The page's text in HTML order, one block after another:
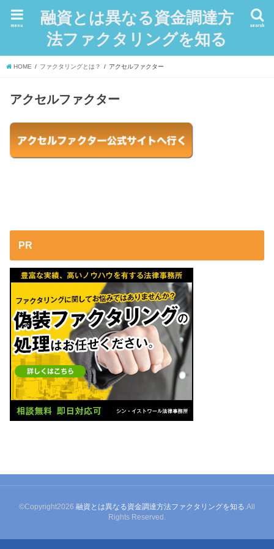
融資とは異なる資金調達方
法ファクタリングを知る
search
menu
HOME ファクタリングとは？ アクセルファクター
アクセルファクター
PR
©Copyright2026 融資とは異なる資金調達方法ファクタリングを知る .All
Rights Reserved.